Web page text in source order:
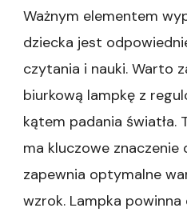
Ważnym elementem
dziecka jest
czytania i nauki. Warto
biurkową lampkę z
kątem padania światła.
ma kluczowe
zapewnia optymalne
wzrok. Lampka